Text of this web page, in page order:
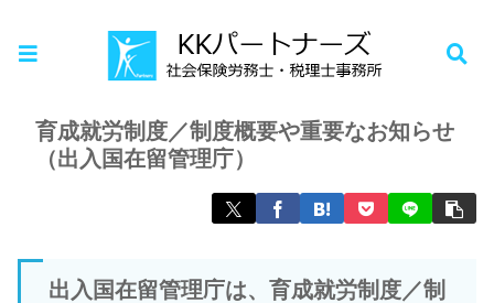
お知らせ
育成就労制度／制度概要や重要なお知らせ
（出入国在留管理庁）
出入国在留管理庁は、育成就労制度／制